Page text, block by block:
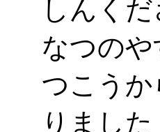
しんく
なつの
つこう
りまし